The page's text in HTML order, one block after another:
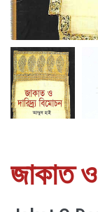
জাকাত ও